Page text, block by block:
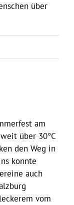
über
am
über 30°C
den Weg in
konnte
auch
vom